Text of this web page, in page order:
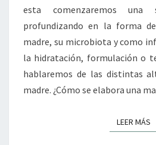
esta comenzaremos una
profundizando en la forma
madre, su microbiota y como
la hidratación, formulación o
hablaremos de las distintas
madre. ¿Cómo se elabora una
LEER MÁS